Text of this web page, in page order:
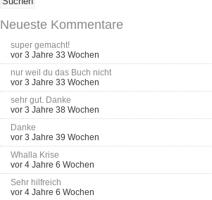
Neueste Kommentare
super gemacht!
vor 3 Jahre 33 Wochen
nur weil du das Buch nicht
vor 3 Jahre 33 Wochen
sehr gut. Danke
vor 3 Jahre 38 Wochen
Danke
vor 3 Jahre 39 Wochen
Whalla Krise
vor 4 Jahre 6 Wochen
Sehr hilfreich
vor 4 Jahre 6 Wochen